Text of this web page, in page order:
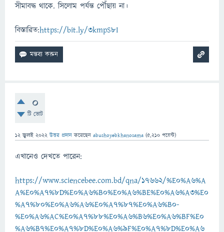
সীমাবদ্ধ থাকে. সিলোম পর্যন্ত পৌঁছায় না।
বিস্তারিত:https://bit.ly/3kmpS8I
0
টি ভোট
12 জুলাই 2022 উত্তর প্রদান করেছেন abushoyebkhanosama (5,210 পয়েন্ট)
এখানেও দেখতে পারেন:
https://www.sciencebee.com.bd/qna/17662/%E0%A6%A
A%E0%A7%8D%E0%A6%B0%E0%A6%BE%E0%A6%A3%E0
%A7%80%E0%A6%A6%E0%A7%87%E0%A6%B0-
%E0%A6%AC%E0%A7%88%E0%A6%B6%E0%A6%BF%E0
%A6%B7%E0%A7%8D%E0%A6%9F%E0%A7%8D%E0%A6